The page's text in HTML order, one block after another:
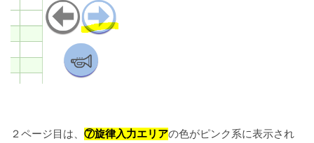
２ページ目は、 ⑦旋律入力エリアの色がピンク系に表示され